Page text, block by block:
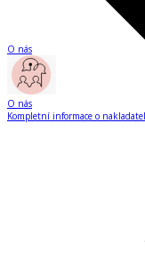
O nás
O nás
Kompletní informace o